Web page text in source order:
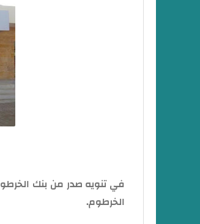
في تنويه صدر من بنك
الخرطوم.